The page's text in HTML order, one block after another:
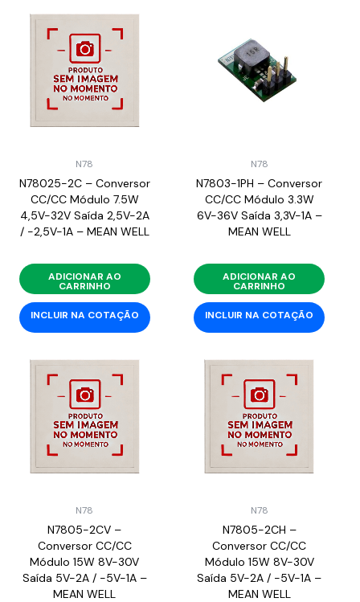
N78
N78025-2C – Conversor
CC/CC Módulo 7.5W
4,5V-32V Saída 2,5V-2A
/ -2,5V-1A – MEAN WELL
ADICIONAR AO
CARRINHO
INCLUIR NA COTAÇÃO
N78
N7803-1PH – Conversor
CC/CC Módulo 3.3W
6V-36V Saída 3,3V-1A –
MEAN WELL
ADICIONAR AO
CARRINHO
INCLUIR NA COTAÇÃO
N78
N7805-2CV –
Conversor CC/CC
Módulo 15W 8V-30V
Saída 5V-2A / -5V-1A –
MEAN WELL
N78
N7805-2CH –
Conversor CC/CC
Módulo 15W 8V-30V
Saída 5V-2A / -5V-1A –
MEAN WELL